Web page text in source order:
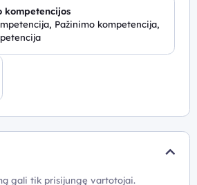
kompetencijos
Pažinimo kompetencija,
gali tik prisijungę vartotojai.